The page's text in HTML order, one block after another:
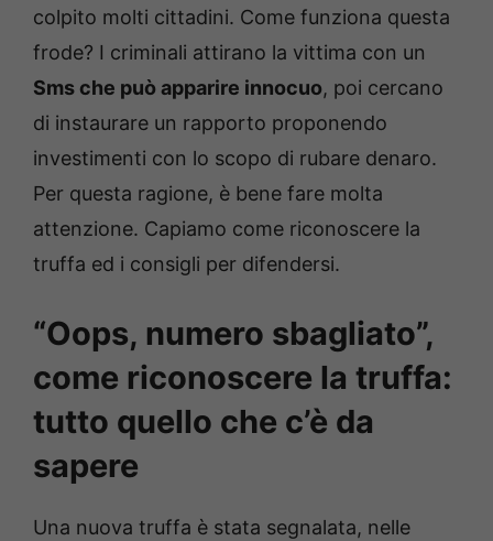
colpito molti cittadini. Come funziona questa
frode? I criminali attirano la vittima con un
Sms che può apparire innocuo, poi cercano
di instaurare un rapporto proponendo
investimenti con lo scopo di rubare denaro.
Per questa ragione, è bene fare molta
attenzione. Capiamo come riconoscere la
truffa ed i consigli per difendersi.
“Oops, numero sbagliato”,
come riconoscere la truffa:
tutto quello che c’è da
sapere
Una nuova truffa è stata segnalata, nelle